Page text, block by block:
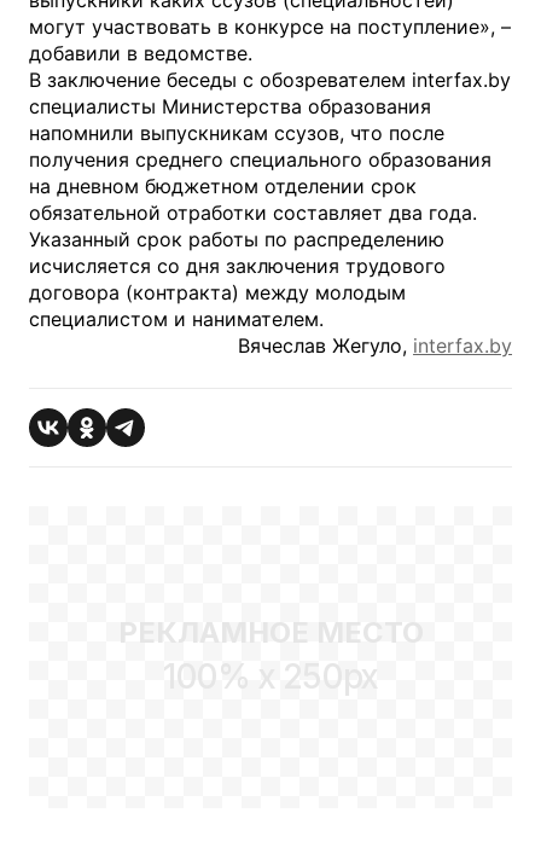
могут участвовать в конкурсе на поступление», –
добавили в ведомстве.
В заключение беседы с обозревателем interfax.by
специалисты Министерства образования
напомнили выпускникам ссузов, что после
получения среднего специального образования
на дневном бюджетном отделении срок
обязательной отработки составляет два года.
Указанный срок работы по распределению
исчисляется со дня заключения трудового
договора (контракта) между молодым
специалистом и нанимателем.
Вячеслав Жегуло, interfax.by
РЕКЛАМНОЕ МЕСТО
100% x 250px